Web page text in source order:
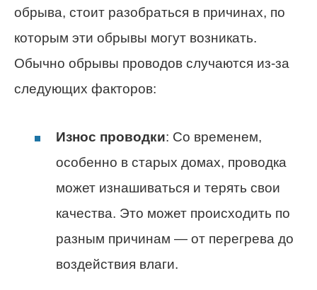
обрыва, стоит разобраться в причинах, по
которым эти обрывы могут возникать.
Обычно обрывы проводов случаются из-за
следующих факторов:
Износ проводки: Со временем,
особенно в старых домах, проводка
может изнашиваться и терять свои
качества. Это может происходить по
разным причинам — от перегрева до
воздействия влаги.